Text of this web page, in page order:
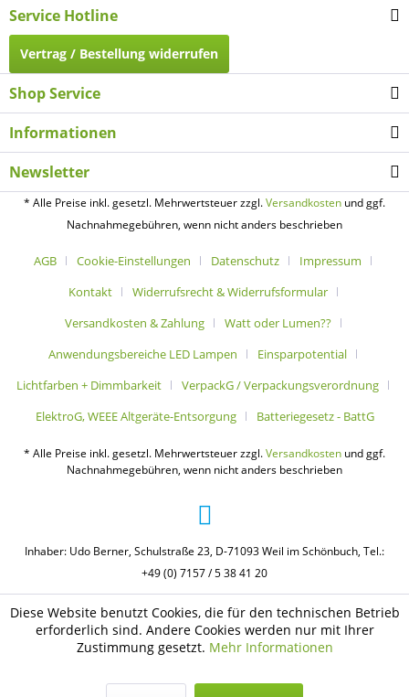
Service Hotline
Vertrag / Bestellung widerrufen
Shop Service
Informationen
Newsletter
* Alle Preise inkl. gesetzl. Mehrwertsteuer zzgl.Versandkosten und ggf.
Nachnahmegebühren, wenn nicht anders beschrieben
AGB Cookie-Einstellungen Datenschutz
Impressum
Kontakt
Widerrufsrecht & Widerrufsformular
Versandkosten & Zahlung
Watt oder Lumen??
Anwendungsbereiche LED Lampen
Einsparpotential
Lichtfarben + Dimmbarkeit
VerpackG / Verpackungsverordnung
ElektroG, WEEE Altgeräte-Entsorgung
Batteriegesetz - BattG
* Alle Preise inkl. gesetzl. Mehrwertsteuer zzgl.Versandkosten und ggf.
Nachnahmegebühren, wenn nicht anders beschrieben
Inhaber: Udo Berner, Schulstraße 23, D-71093 Weil im Schönbuch, Tel.:
+49 (0) 7157 / 5 38 41 20
Diese Website benutzt Cookies, die für den technischen Betrieb
erforderlich sind. Andere Cookies werden nur mit Ihrer
Zustimmung gesetzt. Mehr Informationen